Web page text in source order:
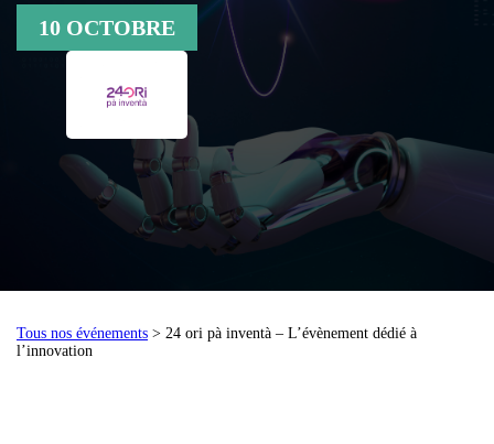
10 OCTOBRE
Tous nos événements > 24 ori pà inventà – L’évènement dédié à
l’innovation